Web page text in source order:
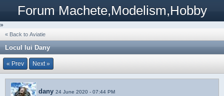
Forum Machete,Modelism,Hobby
»
« Back to Aviatie
Locul lui Dany
« Prev Next »
dany 24 June 2020 - 07:44 PM